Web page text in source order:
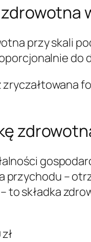
przy skali
do
przychodu –
to składka